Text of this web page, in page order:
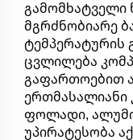
გამომხატველი
მგრძნობიარე
ტემპერატურის
ცვლილება
გაფართოებით
ერთმასალიანი
ფოლადი,
უპირატესობა